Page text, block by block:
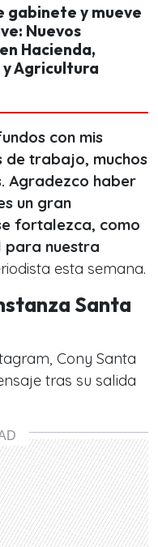
gabinete y mueve
Nuevos
Hacienda,
y Agricultura
con mis
de trabajo, muchos
Agradezco haber
un gran
fortalezca, como
para nuestra
esta semana.
Santa
Cony Santa
tras su salida